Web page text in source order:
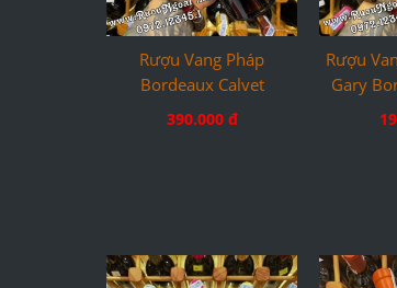
Rượu Vang Pháp
Bordeaux Calvet
390.000 đ
Rượu
Gary